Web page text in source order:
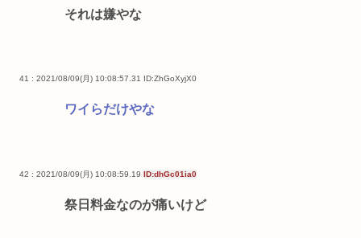
それは嫌やな
41 : 2021/08/09(月) 10:08:57.31 ID:ZhGoXyjX0
ワイらだけやな
42 : 2021/08/09(月) 10:08:59.19 ID:dhGc01ia0
祭日料金なのが痛いけど